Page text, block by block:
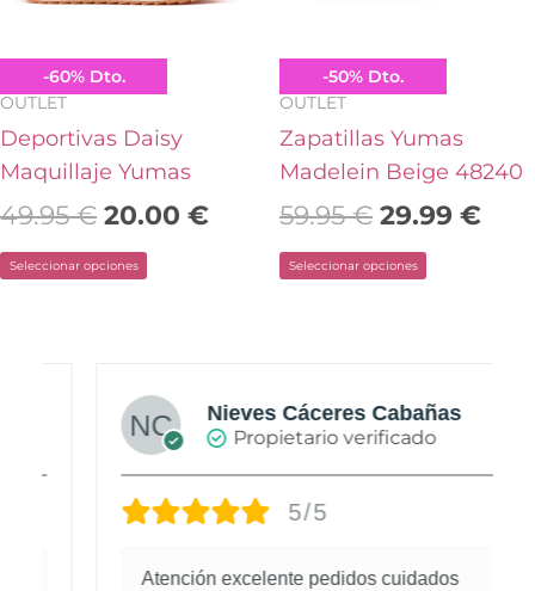
-60%Dto.
Yumas
OUTLET
Deportivas Daisy
Maquillaje Yumas
49.95€ 20.00 €
Seleccionar opciones
pueden
elegir
en
la
página
producto
-50% Dto.
Yumas
OUTLET
Zapatillas Yumas
Madelein Beige 48240
59.95€ 29.99 €
Seleccionar opciones
pueden
elegir
en
la
página
producto
Nieves Cáceres Cabañas
Propietario verificado
5/5
Atención excelente pedidos cuidados